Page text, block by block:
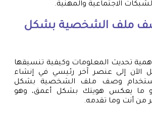
الاجتماعية والمهنية.
ملف الشخصية بشكل
تحديث المعلومات وكيفية تنسيقها
الآن إلى عنصر آخر رئيسي في إنشاء
استخدام وصف ملف الشخصية بشكل
ما يعكس هويتك بشكل أعمق، وهو
من أنت وما تقدمه.